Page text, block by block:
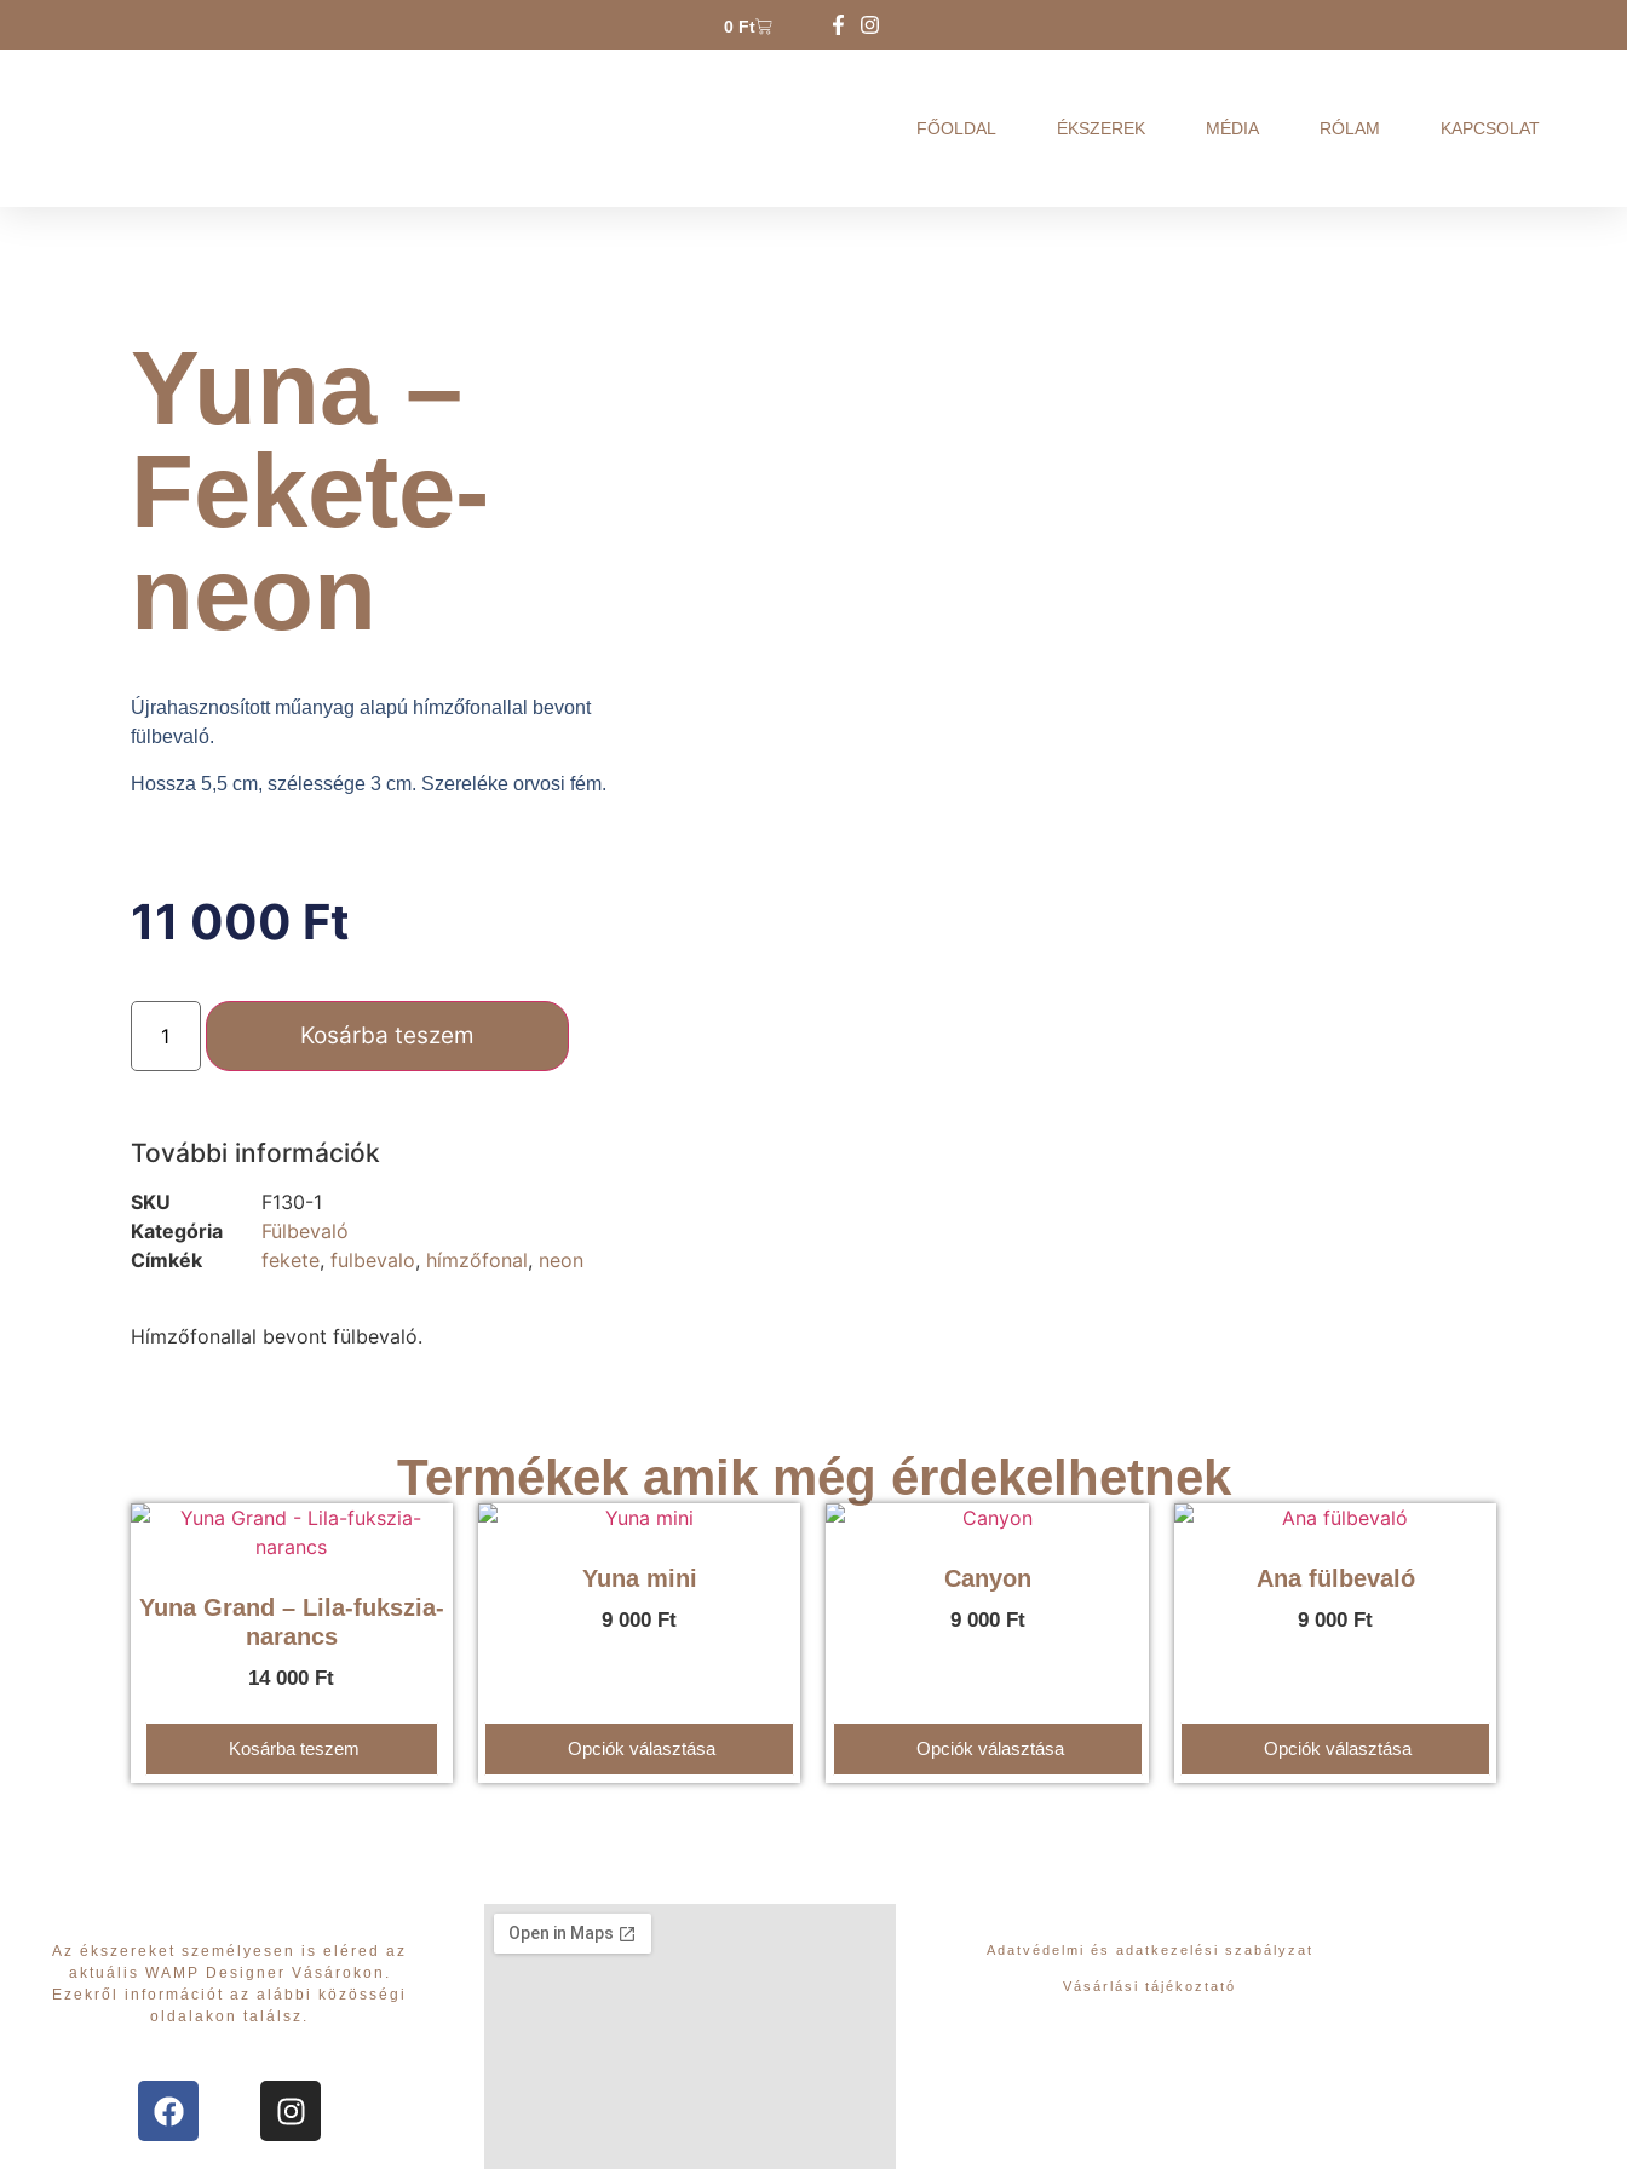
0 Ft
FŐOLDAL ÉKSZEREK MÉDIA RÓLAM KAPCSOLAT
Yuna –
Fekete-
neon
Újrahasznosított műanyag alapú hímzőfonallal bevont
fülbevaló.
Hossza 5,5 cm, szélessége 3 cm. Szereléke orvosi fém.
11 000 Ft
Kosárba teszem
További információk
SKU
F130-1
Kategória
Fülbevaló
Címkék
fekete, fulbevalo, hímzőfonal, neon
Hímzőfonallal bevont fülbevaló.
Termékek amik még érdekelhetnek
Yuna Grand – Lila-fukszia-
narancs
14 000 Ft
Kosárba teszem
Yuna mini
9 000 Ft
Opciók választása
Canyon
9 000 Ft
Opciók választása
Ana fülbevaló
9 000 Ft
Opciók választása
Az ékszereket személyesen is eléred az
aktuális WAMP Designer Vásárokon.
Ezekről információt az alábbi közösségi
oldalakon találsz.
Adatvédelmi és adatkezelési szabályzat
Vásárlási tájékoztató